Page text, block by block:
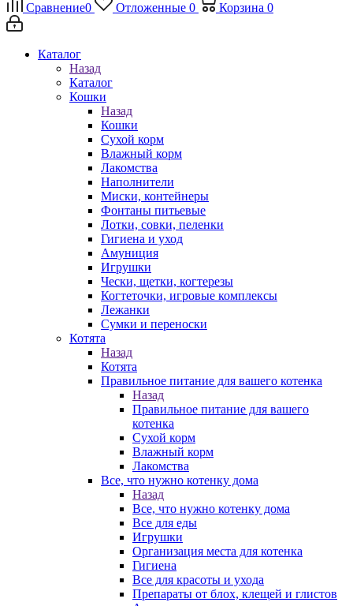
Сравнение0 Отложенные 0 Корзина 0
Каталог
Назад
Каталог
Кошки
Назад
Кошки
Сухой корм
Влажный корм
Лакомства
Наполнители
Миски, контейнеры
Фонтаны питьевые
Лотки, совки, пеленки
Гигиена и уход
Амуниция
Игрушки
Чески, щетки, когтерезы
Когтеточки, игровые комплексы
Лежанки
Сумки и переноски
Котята
Назад
Котята
Правильное питание для вашего котенка
Назад
Правильное питание для вашего
котенка
Сухой корм
Влажный корм
Лакомства
Все, что нужно котенку дома
Назад
Все, что нужно котенку дома
Все для еды
Игрушки
Организация места для котенка
Гигиена
Все для красоты и ухода
Препараты от блох, клещей и глистов